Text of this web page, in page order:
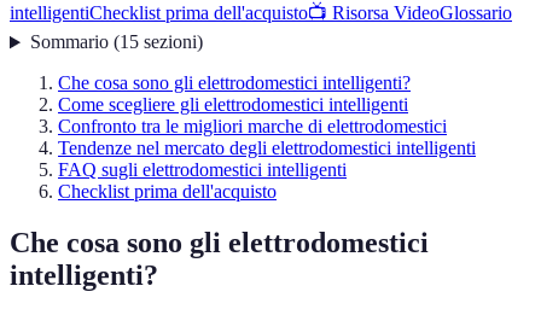
intelligentiChecklist prima dell'acquisto📺 Risorsa VideoGlossario
Sommario(15 sezioni)
Che cosa sono gli elettrodomestici intelligenti?
Come scegliere gli elettrodomestici intelligenti
Confronto tra le migliori marche di elettrodomestici
Tendenze nel mercato degli elettrodomestici intelligenti
FAQ sugli elettrodomestici intelligenti
Checklist prima dell'acquisto
Che cosa sono gli elettrodomestici
intelligenti?